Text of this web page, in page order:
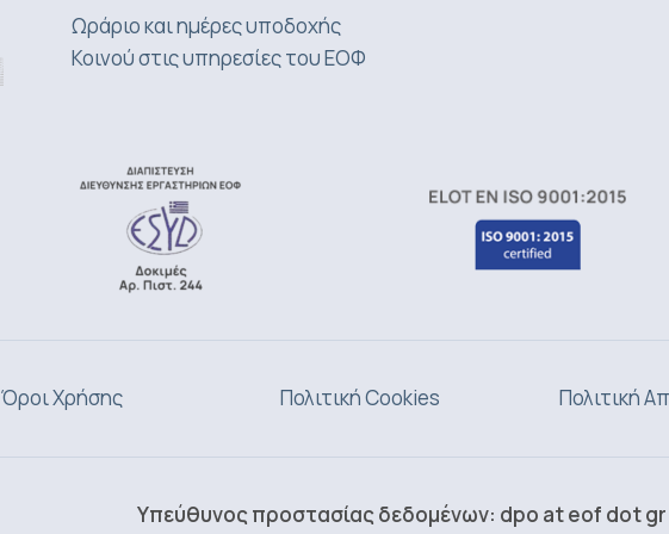
Ωράριο και ημέρες υποδοχής
Κοινού στις υπηρεσίες του ΕΟΦ
Όροι Χρήσης Πολιτική Cookies Πολιτική
Υπεύθυνος προστασίας δεδομένων: dpo at eof dot gr